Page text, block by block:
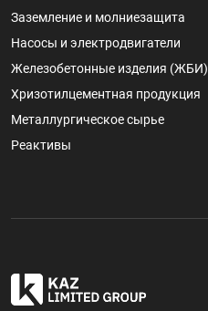
Заземление и молниезащита
Насосы и электродвигатели
Железобетонные изделия (ЖБИ)
Хризотилцементная продукция
Металлургическое сырье
Реактивы